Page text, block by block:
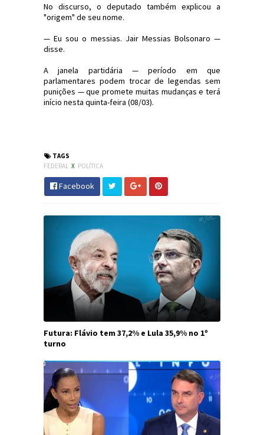
No discurso, o deputado também explicou a
"origem" de seu nome.
— Eu sou o messias. Jair Messias Bolsonaro —
disse.
A janela partidária — período em que
parlamentares podem trocar de legendas sem
punições — que promete muitas mudanças e terá
início nesta quinta-feira (08/03).
TAGS
FEDERAL X POLÍTICA
Facebook
Futura: Flávio tem 37,2% e Lula 35,9% no 1º
turno